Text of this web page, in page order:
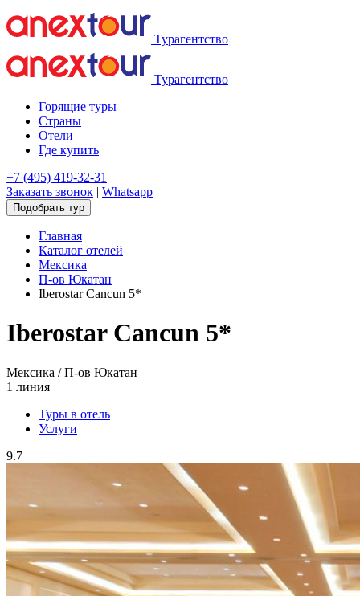
Турагентство
Турагентство
Горящие туры
Страны
Отели
Где купить
+7 (495) 419-32-31
Заказать звонок | Whatsapp
Подобрать тур
Главная
Каталог отелей
Мексика
П-ов Юкатан
Iberostar Cancun 5*
Iberostar Cancun 5*
Мексика / П-ов Юкатан
1 линия
Туры в отель
Услуги
9.7